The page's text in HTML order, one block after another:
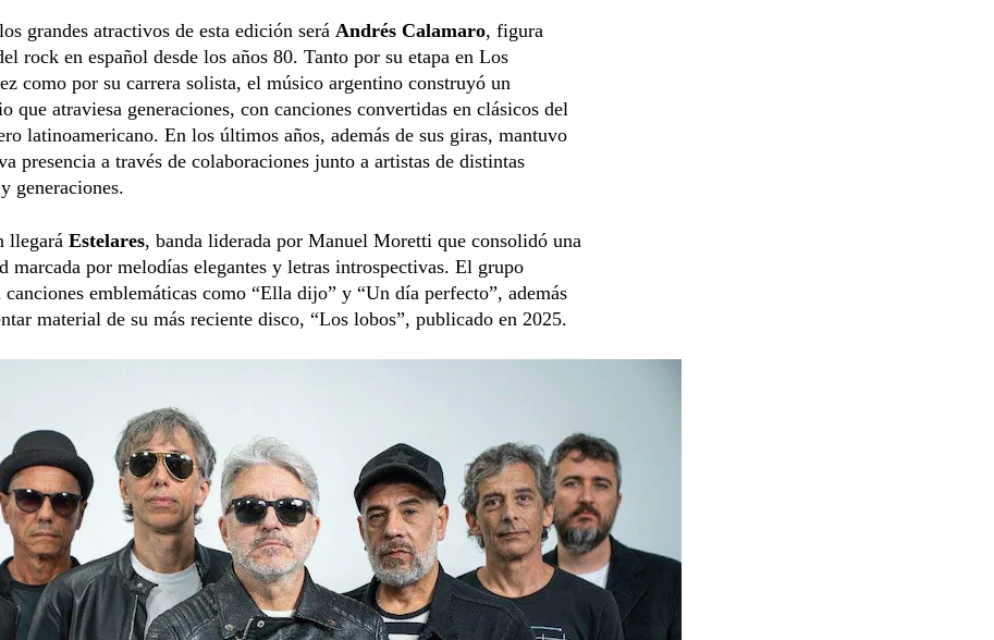
grandes atractivos de esta edición será Andrés Calamaro, figura
rock en español desde los años 80. Tanto por su etapa en Los
como por su carrera solista, el músico argentino construyó un
que atraviesa generaciones, con canciones convertidas en clásicos del
latinoamericano. En los últimos años, además de sus giras, mantuvo
presencia a través de colaboraciones junto a artistas de distintas
generaciones.
llegará Estelares, banda liderada por Manuel Moretti que consolidó una
marcada por melodías elegantes y letras introspectivas. El grupo
canciones emblemáticas como “Ella dijo” y “Un día perfecto”, además
material de su más reciente disco, “Los lobos”, publicado en 2025.